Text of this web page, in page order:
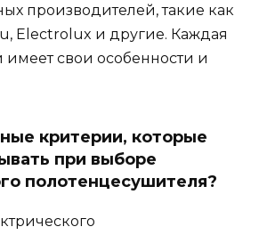
производителей, такие как
Electrolux и другие. Каждая
имеет свои особенности и
критерии, которые
при выборе
полотенцесушителя?